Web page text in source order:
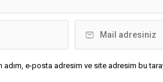
e-posta adresim ve site adresim bu